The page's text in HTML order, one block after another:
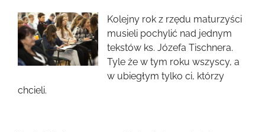
Pokaż
większy
obrazek
Kolejny rok z rzędu maturzyści
musieli pochylić nad jednym
tekstów ks. Józefa Tischnera.
Tyle że w tym roku wszyscy, a
w ubiegłym tylko ci, którzy
chcieli.